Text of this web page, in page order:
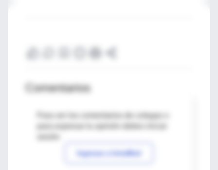
Comentarios
Para ver los comentarios de colegas o
Ingresar a IntraMed